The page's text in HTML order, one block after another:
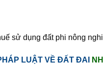
sử dụng đất phi nông
LUẬT VỀ ĐẤT ĐAI